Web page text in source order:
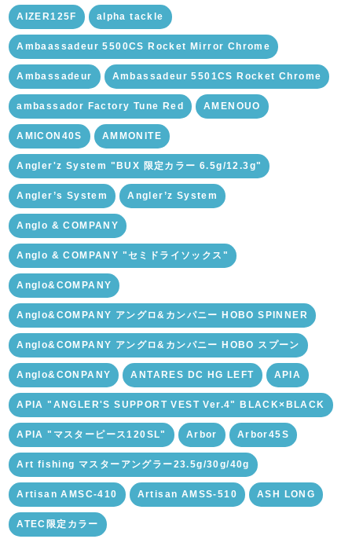
AIZER125F alpha tackle
Ambaassadeur 5500CS Rocket Mirror Chrome
Ambassadeur Ambassadeur 5501CS Rocket Chrome
ambassador Factory Tune Red AMENOUO
AMICON40S AMMONITE
Angler'z System "BUX 限定カラー 6.5g/12.3g"
Angler’s System Angler’z System
Anglo & COMPANY
Anglo & COMPANY "セミドライソックス"
Anglo&COMPANY
Anglo&COMPANY アングロ&カンパニー HOBO SPINNER
Anglo&COMPANY アングロ&カンパニー HOBO スプーン
Anglo&CONPANY ANTARES DC HG LEFT APIA
APIA "ANGLER'S SUPPORT VEST Ver.4" BLACK×BLACK
APIA "マスターピース120SL" Arbor Arbor45S
Art fishing マスターアングラー23.5g/30g/40g
Artisan AMSC-410 Artisan AMSS-510 ASH LONG
ATEC限定カラー